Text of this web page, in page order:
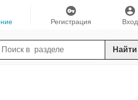
Вход
Регистрация
Найти